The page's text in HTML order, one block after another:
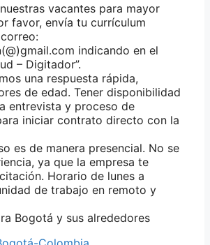
vacantes para mayor
favor, envía tu currículum
indicando en el
– Digitador”.
una respuesta rápida,
de edad. Tener disponibilidad
entrevista y proceso de
iniciar contrato directo con la
es de manera presencial. No se
ya que la empresa te
Horario de lunes a
de trabajo en remoto y
Bogotá y sus alrededores